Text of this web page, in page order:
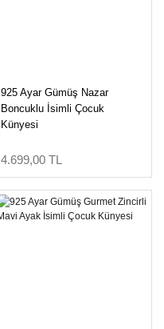
925 Ayar Gümüş Nazar
Boncuklu İsimli Çocuk
Künyesi
4.699,00 TL